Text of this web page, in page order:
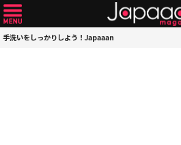
手洗いをしっかりしよう！Japaaan